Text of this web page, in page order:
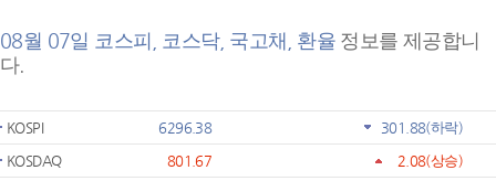
08월 07일 코스피, 코스닥, 국고채, 환율 정보를 제공합니
다.
KOSPI 6296.38 301.88(하락)
KOSDAQ
801.67 2.08(상승)